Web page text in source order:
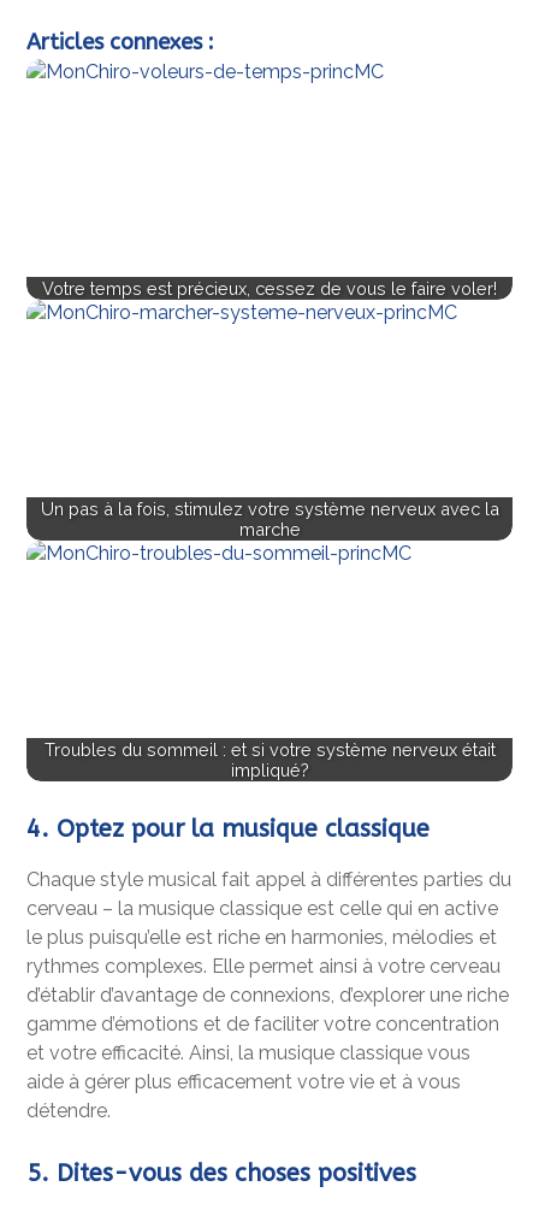
Articles connexes :
Votre temps est précieux, cessez de vous le faire voler!
Un pas à la fois, stimulez votre système nerveux avec la
marche
Troubles du sommeil : et si votre système nerveux était
impliqué?
4. Optez pour la musique classique
Chaque style musical fait appel à différentes parties du
cerveau – la musique classique est celle qui en active
le plus puisqu’elle est riche en harmonies, mélodies et
rythmes complexes. Elle permet ainsi à votre cerveau
d’établir d’avantage de connexions, d’explorer une riche
gamme d’émotions et de faciliter votre concentration
et votre efficacité. Ainsi, la musique classique vous
aide à gérer plus efficacement votre vie et à vous
détendre.
5. Dites-vous des choses positives